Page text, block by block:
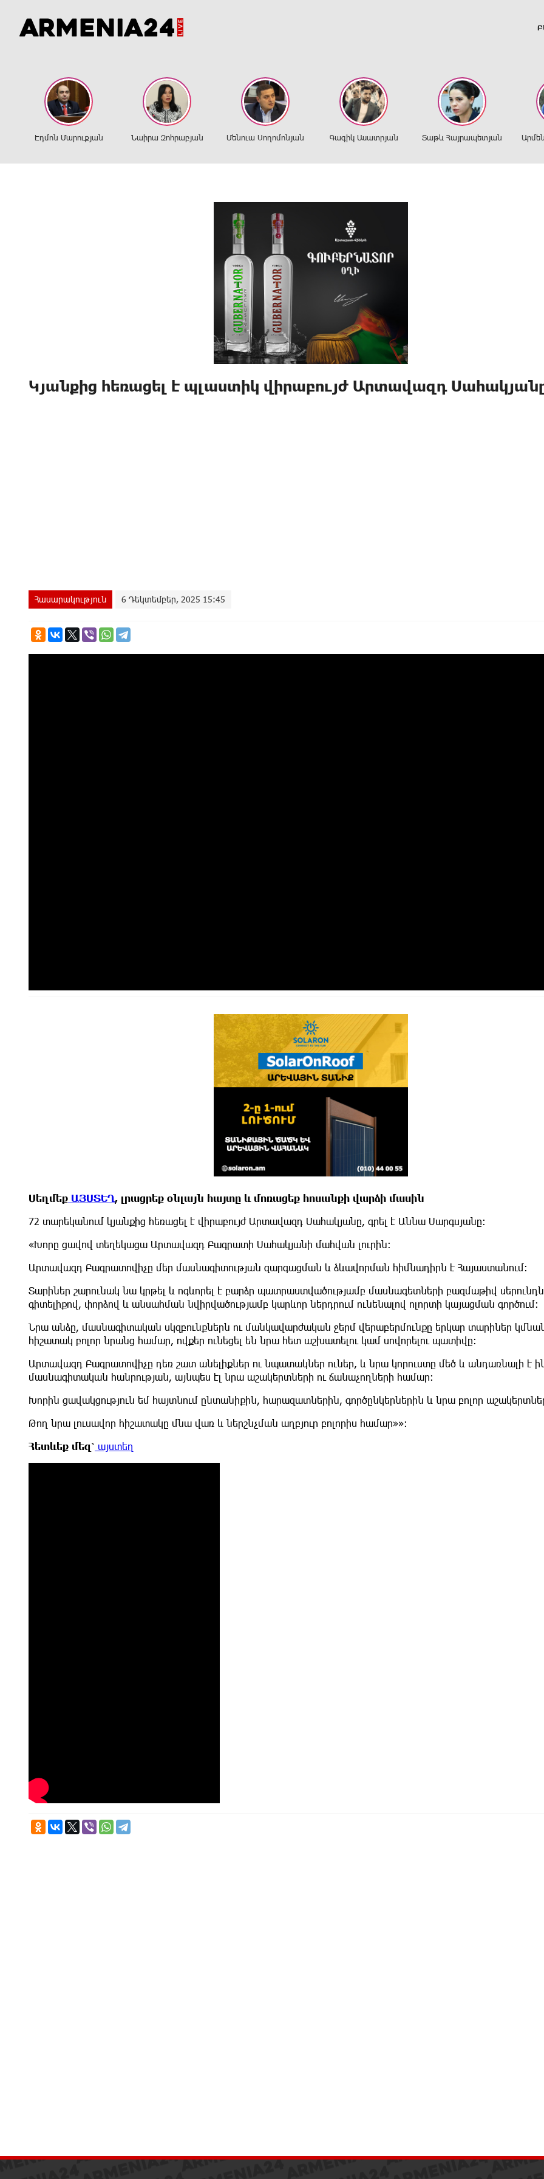
Էդմոն Մարուքյան Նաիրա Զոհրաբյան Մենուա Սողոմոնյան Գագիկ Ասատրյան Տաթև Հայրապետյան
Կյանքից հեռացել է պլաստիկ վիրաբույժ Արտավազդ
Հասարակություն 6 Դեկտեմբեր, 2025 15:45
Սեղմեք ԱՅՍՏԵՂ, լրացրեք օնլայն հայտը և մոռացեք հոսանքի վարձի մասին
72 տարեկանում կյանքից հեռացել է վիրաբույժ Արտավազդ Սահակյանը, գրել է Աննա Սարգսյանը։
«Խորը ցավով տեղեկացա Արտավազդ Բագրատի Սահակյանի մահվան լուրին։
Արտավազդ Բագրատովիչը մեր մասնագիտության զարգացման և ձևավորման հիմնադիրն է Հայաստանում։
Տարիներ շարունակ նա կրթել և ոգևորել է բարձր պատրաստվածությամբ մասնագետների բազմաթիվ
գիտելիքով, փորձով և անսահման նվիրվածությամբ կարևոր ներդրում ունենալով ոլորտի կայացման գործում։
Նրա անձը, մասնագիտական սկզբունքներն ու մանկավարժական ջերմ վերաբերմունքը երկար տարիներ
հիշատակ բոլոր նրանց համար, ովքեր ունեցել են նրա հետ աշխատելու կամ սովորելու պատիվը։
Արտավազդ Բագրատովիչը դեռ շատ անելիքներ ու նպատակներ ուներ, և նրա կորուստը մեծ և անդառնալի է
մասնագիտական հանրության, այնպես էլ նրա աշակերտների ու ճանաչողների համար։
Խորին ցավակցություն եմ հայտնում ընտանիքին, հարազատներին, գործընկերներին և նրա բոլոր
Թող նրա լուսավոր հիշատակը մնա վառ և ներշնչման աղբյուր բոլորիս համար»»։
Հետևեք մեզ՝ այստեղ